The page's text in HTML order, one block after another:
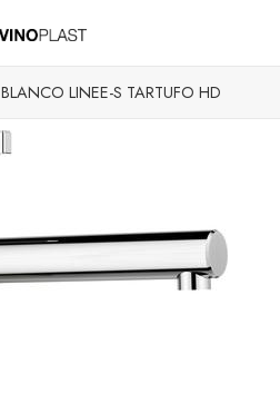
BLANCO LINEE-S TARTUFO HD